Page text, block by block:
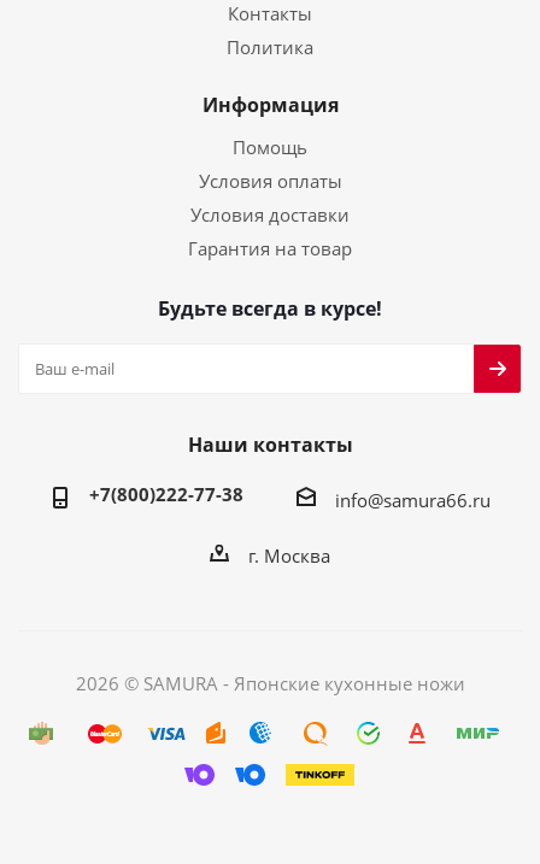
Контакты
Политика
Информация
Помощь
Условия оплаты
Условия доставки
Гарантия на товар
Будьте всегда в курсе!
Наши контакты
+7(800)222-77-38 info@samura66.ru
г. Москва
2026 © SAMURA - Японские кухонные ножи